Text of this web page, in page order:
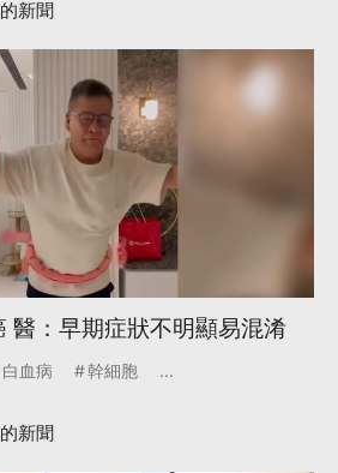
新聞
醫：早期症狀不明顯易混淆
白血病 幹細胞 ...
新聞